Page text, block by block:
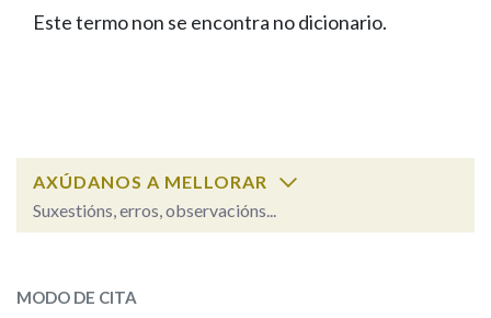
FIGURAS HOMENAXEADAS
PORTAL DAS PALABRAS
Facebook
TwitterYoutubeInstagram
Bluesky
BUSCAR NOS LEMAS
Remata por
Este termo non se encontra no dicionario.
AXÚDANOS A MELLORAR
Suxestións, erros, observacións...
Observación
MODO DE CITA